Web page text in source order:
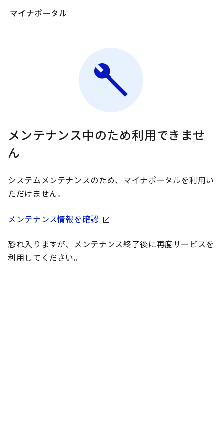
マイナポータル
メンテナンス中のため利用できませ
ん
システムメンテナンスのため、マイナポータルを利用い
ただけません。
メンテナンス情報を確認
恐れ入りますが、メンテナンス終了後に再度サービスを
利用してください。